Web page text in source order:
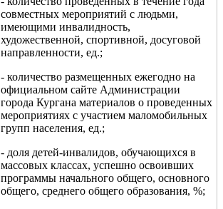
совместных мероприятий с людьми,
имеющими инвалидность,
художественной, спортивной, досуговой
направленности, ед.;
- количество размещенных ежегодно на
официальном сайте Администрации
города Кургана материалов о проведенных
мероприятиях с участием маломобильных
групп населения, ед.;
- доля детей-инвалидов, обучающихся в
массовых классах, успешно освоивших
программы начального общего, основного
общего, среднего общего образования, %;